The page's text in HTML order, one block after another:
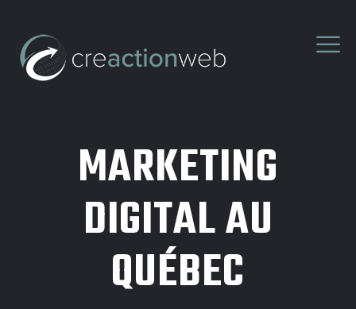
MARKETING
DIGITAL AU
QUÉBEC